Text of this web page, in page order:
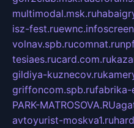
multimodal.msk.ru
isz-fest.ruewnc.info
volnav.spb.rucomnat.ru
tesiaes.rucard.com.ru
gildiya-kuznecov.ru
griffoncom.spb.rufabrika-
PARK-MATROSOVA.RU
avtoyurist-moskva1.ru